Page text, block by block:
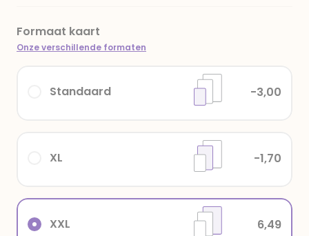
Formaat kaart
Onze verschillende formaten
XXL 6,49
XL -1,70
Standaard -3,00